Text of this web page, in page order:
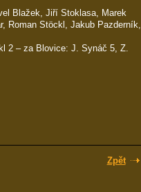
Blažek, Jiří Stoklasa, Marek
Roman Stöckl, Jakub Pazderník,
2 – za Blovice: J. Synáč 5, Z.
Zpět